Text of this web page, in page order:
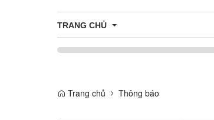
TRANG CHỦ
Thông tin chung
Trang chủ Thông báo